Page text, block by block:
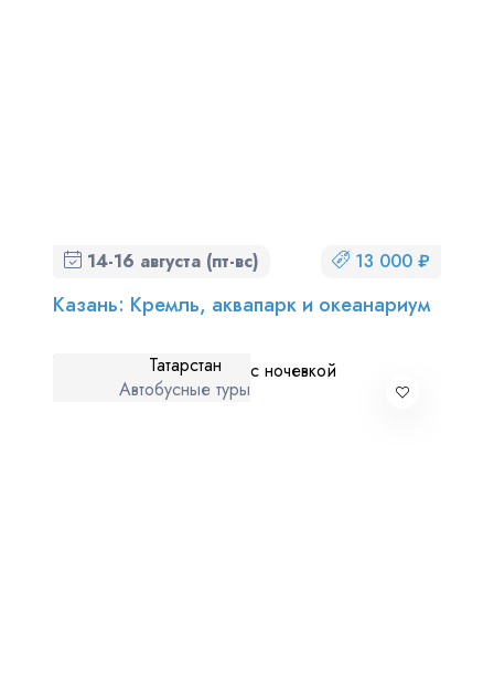
14-16 августа (пт-вс) 13 000 ₽
Казань: Кремль, аквапарк и океанариум
Татарстан
Автобусные туры